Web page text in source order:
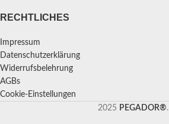
RECHTLICHES
Impressum
Datenschutzerklärung
Widerrufsbelehrung
AGBs
Cookie-Einstellungen
2025 PEGADOR®.